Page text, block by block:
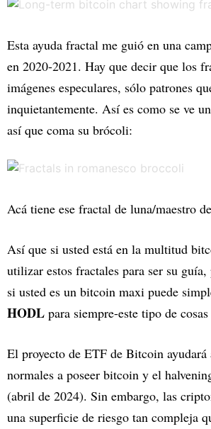
Esta ayuda fractal me guió en una
en 2020-2021. Hay que decir que los
imágenes especulares, sólo patrones
inquietantemente. Así es como se ve
así que coma su brócoli:
Acá tiene ese fractal de luna/maestro
Así que si usted está en la multitud
utilizar estos fractales para ser su
si usted es un bitcoin maxi puede
HODL para siempre-este tipo de
El proyecto de ETF de Bitcoin ayudará
normales a poseer bitcoin y el
(abril de 2024). Sin embargo, las
una superficie de riesgo tan compleja